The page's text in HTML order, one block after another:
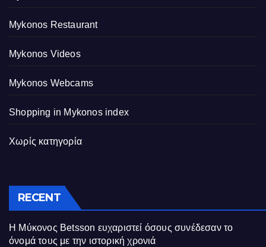
Mykonos Restaurant
Mykonos Videos
Mykonos Webcams
Shopping in Mykonos index
Χωρίς κατηγορία
RECENT
Η Μύκονος Betsson ευχαριστεί όσους συνέδεσαν το
όνομά τους με την ιστορική χρονιά